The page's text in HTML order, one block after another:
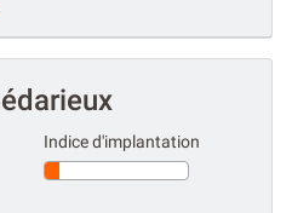
Indice d'implantation